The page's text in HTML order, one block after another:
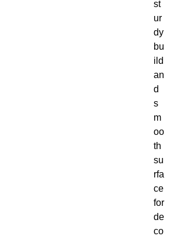
st
ur
dy
bu
ild
an
d
s
m
oo
th
su
rfa
ce
for
de
co